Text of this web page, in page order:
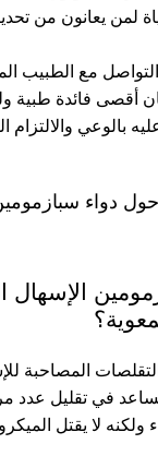
لمن يعانون من
مع الطبيب
أقصى فائدة طبية
بالوعي
حول دواء
الإسهال
المصاحبة
في تقليل عدد
ولكنه لا يقتل